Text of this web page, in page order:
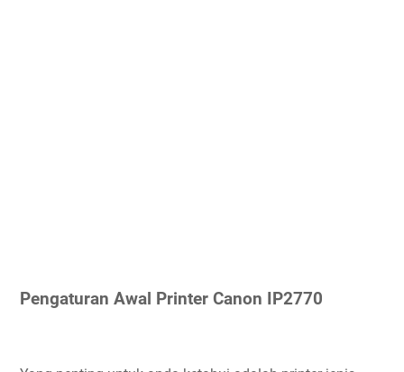
Pengaturan Awal Printer Canon IP2770